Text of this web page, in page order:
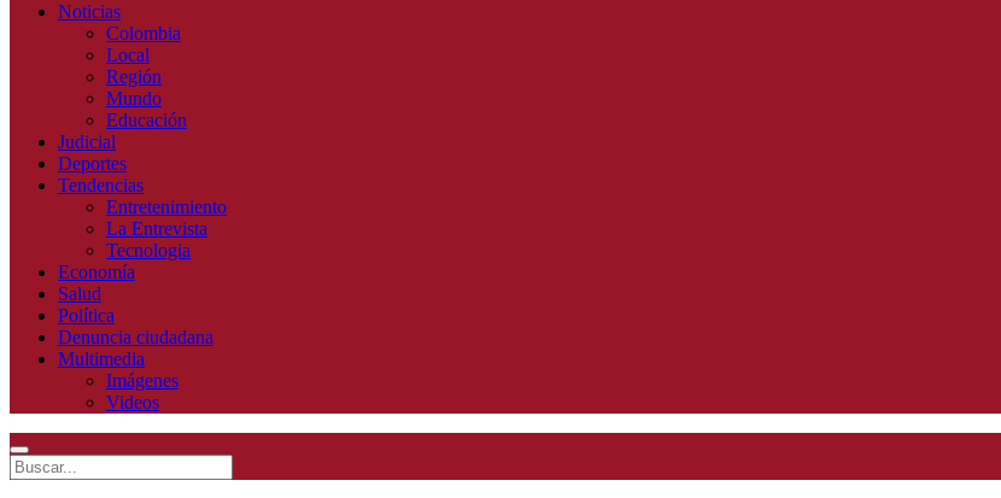
Noticias
Colombia
Local
Región
Mundo
Educación
Judicial
Deportes
Tendencias
Entretenimiento
La Entrevista
Tecnologia
Economía
Salud
Política
Denuncia ciudadana
Multimedia
Imágenes
Videos